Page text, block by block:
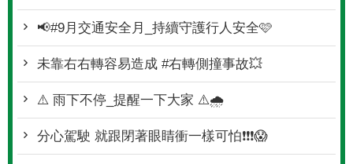
📢#9月交通安全月_持續守護行人安全🩷
未靠右右轉容易造成 #右轉側撞事故💥
⚠️ 雨下不停_提醒一下大家 ⚠️🌧
分心駕駛 就跟閉著眼睛衝一樣可怕❗❗❗😱